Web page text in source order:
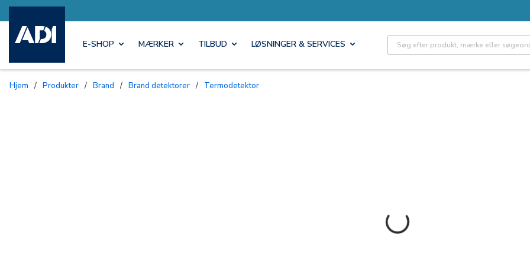
E-SHOP MÆRKER TILBUD LØSNINGER & SERVICES Site Search
Hjem / Produkter / Brand / Brand detektorer / Termodetektor